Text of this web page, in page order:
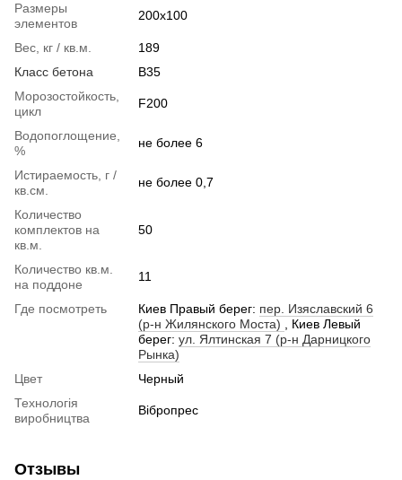
Размеры
элементов
200x100
Вес, кг / кв.м.
189
Класс бетона
B35
Морозостойкость,
цикл
F200
Водопоглощение,
%
не более 6
Истираемость, г /
кв.см.
не более 0,7
Количество
комплектов на
кв.м.
50
Количество кв.м.
на поддоне
11
Где посмотреть Киев Правый берег: пер. Изяславский 6
(р-н Жилянского Моста) , Киев Левый
берег: ул. Ялтинская 7 (р-н Дарницкого
Рынка)
Цвет
Черный
Технологія
виробництва
Вібропрес
Отзывы